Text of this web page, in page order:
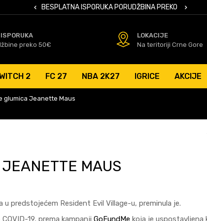
BESPLATNA ISPORUKA PORUDŽBINA PREKO 50 EUR
preko 50€
LOKACIJE
Na teritoriji Crne Gore
2 FC 27 NBA 2K27 IGRICE AKCIJE
glumica Jeanette Maus
MAUS
predstojećem Resident Evil Village-u, preminula je.
19, prema kampanji GoFundMe koja je uspostavljena